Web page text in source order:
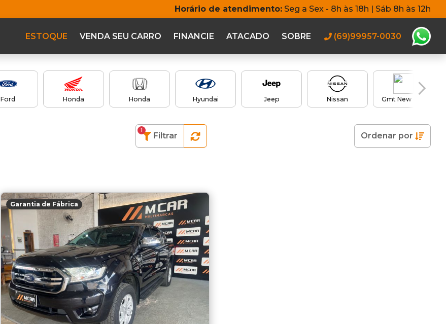
Horário de atendimento: Seg a Sex - 8h às 18h | Sáb 8h às 12h
ESTOQUE VENDA SEU CARRO FINANCIE ATACADO SOBRE (69)99957-0030
Ford Honda Honda Hyundai Jeep Nissan Gmt New City
Filtrar
1
Ordenar por
Garantia de Fábrica